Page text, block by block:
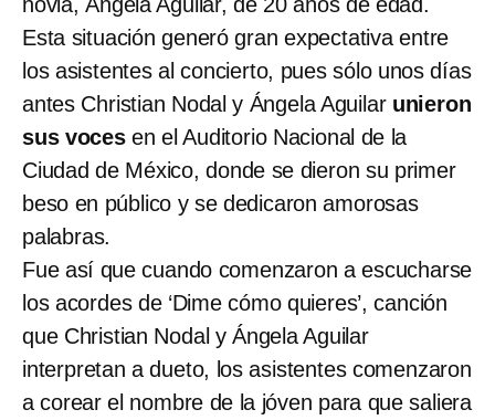
Esta situación generó gran expectativa entre
los asistentes al concierto, pues sólo unos días
antes Christian Nodal y Ángela Aguilar unieron
sus vocesen el Auditorio Nacional de la
Ciudad de México, donde se dieron su primer
beso en público y se dedicaron amorosas
palabras.
Fue así que cuando comenzaron a escucharse
los acordes de ‘Dime cómo quieres’, canción
que Christian Nodal y Ángela Aguilar
interpretan a dueto, los asistentes comenzaron
a corear el nombre de la jóven para que saliera